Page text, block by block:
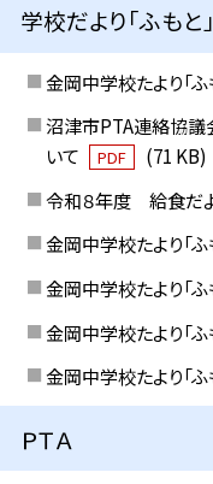
学校だより「ふもと」
金岡中学校たより「
沼津市PTA連絡協議
いて
PDF
(71 KB)
令和８年度 給食だ
金岡中学校たより「
金岡中学校たより「
金岡中学校たより「
金岡中学校たより「
ＰＴＡ